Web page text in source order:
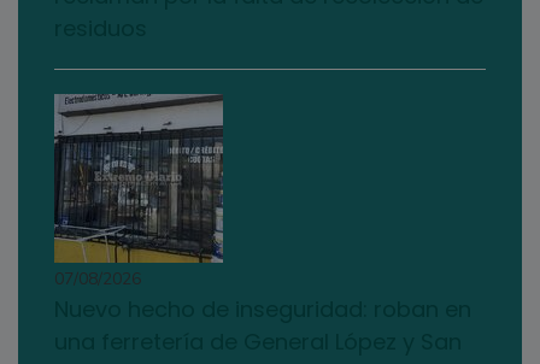
07/08/2026